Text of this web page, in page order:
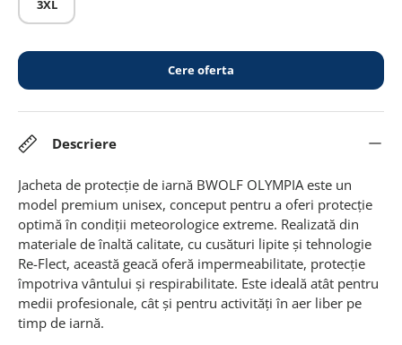
3XL
Cere oferta
Descriere
Jacheta de protecție de iarnă BWOLF OLYMPIA este un
model premium unisex, conceput pentru a oferi protecție
optimă în condiții meteorologice extreme. Realizată din
materiale de înaltă calitate, cu cusături lipite și tehnologie
Re-Flect, această geacă oferă impermeabilitate, protecție
împotriva vântului și respirabilitate. Este ideală atât pentru
medii profesionale, cât și pentru activități în aer liber pe
timp de iarnă.